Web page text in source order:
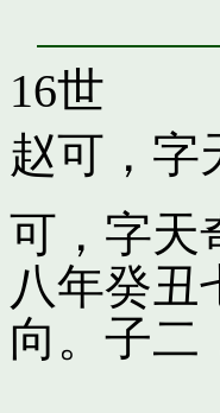
16世
赵可，字
可，字天
八年癸丑
向。子二